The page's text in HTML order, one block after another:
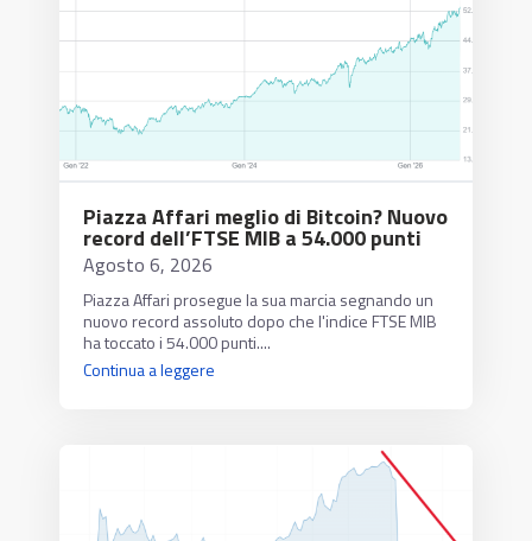
Piazza Affari meglio di Bitcoin? Nuovo
record dell’FTSE MIB a 54.000 punti
Agosto 6, 2026
Piazza Affari prosegue la sua marcia segnando un
nuovo record assoluto dopo che l'indice FTSE MIB
ha toccato i 54.000 punti....
Continua a leggere